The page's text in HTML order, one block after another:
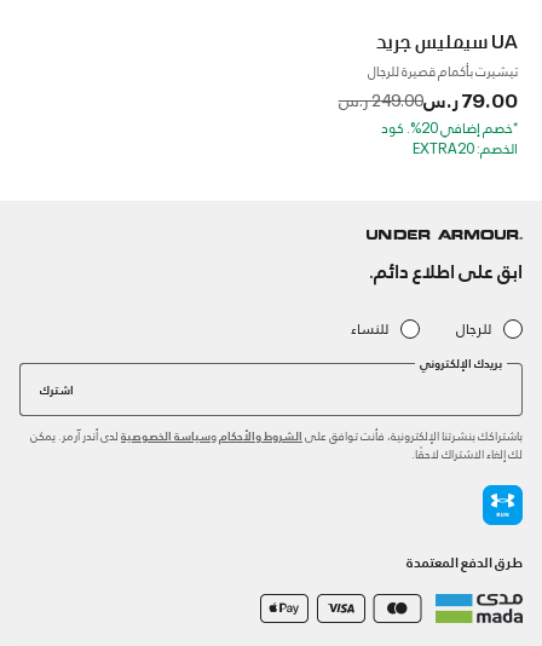
UA سيمليس جريد
تيشيرت بأكمام قصيرة للرجال
79.00 ر.س Price reduced from
249.00 ر.س to
*خصم إضافي 20%. كود
الخصم: EXTRA20
ابق على اطلاع دائم.
للرجال للنساء
بريدك الإلكتروني
اشترك
باشتراكك بنشرتنا الإلكترونية، فأنت توافق على الشروط والأحكام وسياسة الخصوصية لدى أندر آرمر. يمكن
لك إلغاء الاشتراك لاحقًا.
طرق الدفع المعتمدة